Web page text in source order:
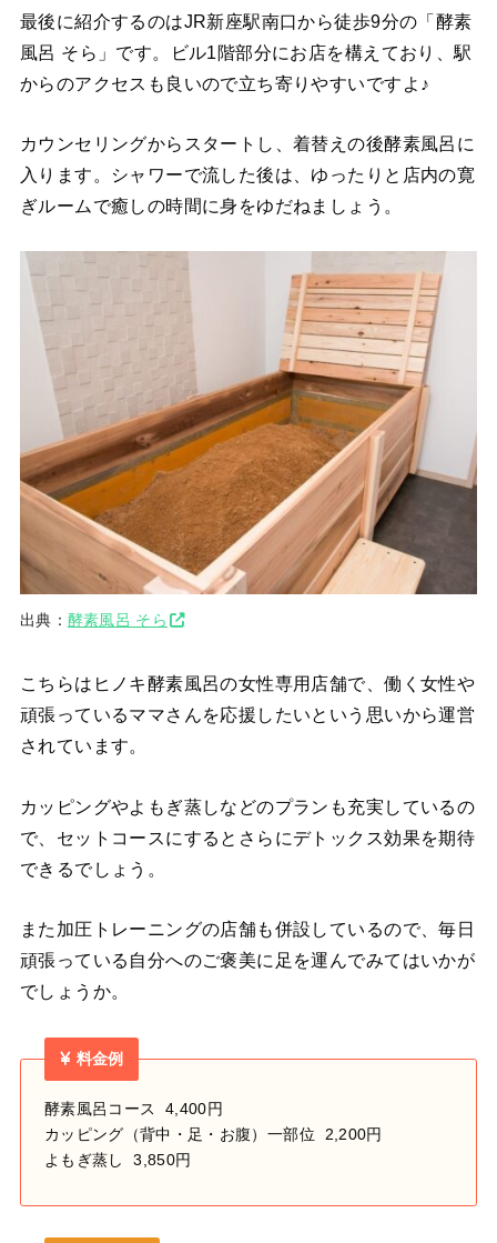
最後に紹介するのはJR新座駅南口から徒歩9分の「酵素
風呂 そら」です。ビル1階部分にお店を構えており、駅
からのアクセスも良いので立ち寄りやすいですよ♪
カウンセリングからスタートし、着替えの後酵素風呂に
入ります。シャワーで流した後は、ゆったりと店内の寛
ぎルームで癒しの時間に身をゆだねましょう。
出典： 酵素風呂 そら
こちらはヒノキ酵素風呂の女性専用店舗で、働く女性や
頑張っているママさんを応援したいという思いから運営
されています。
カッピングやよもぎ蒸しなどのプランも充実しているの
で、セットコースにするとさらにデトックス効果を期待
できるでしょう。
また加圧トレーニングの店舗も併設しているので、毎日
頑張っている自分へのご褒美に足を運んでみてはいかが
でしょうか。
料金例
酵素風呂コース 4,400円
カッピング（背中・足・お腹）一部位 2,200円
よもぎ蒸し 3,850円